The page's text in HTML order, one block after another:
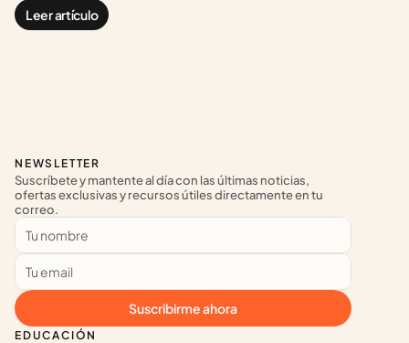
Leer artículo
EDUCACIÓN
NEWSLETTER
Suscríbete y mantente al día con las últimas noticias,
ofertas exclusivas y recursos útiles directamente en tu
correo.
Suscribirme ahora